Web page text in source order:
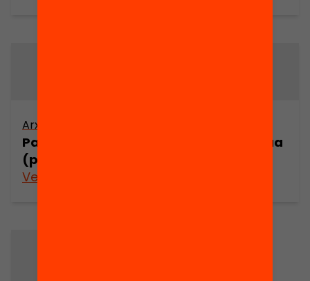
Arxiu
Parlar la llengua
(part 5)
Veure’n més
Parlar la llengua